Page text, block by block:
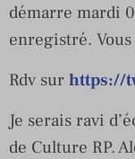
démarre mardi
enregistré.
Rdv sur https://
Je serais ravi
de Culture RP.